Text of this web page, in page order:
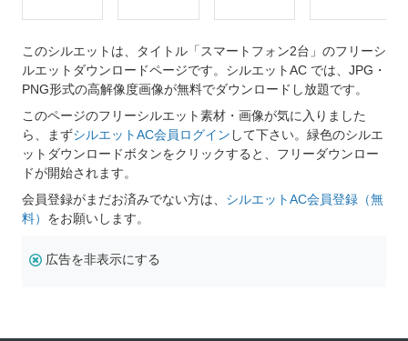
このシルエットは、タイトル「スマートフォン2台」のフリーシ
ルエットダウンロードページです。シルエットAC では、JPG・
PNG形式の高解像度画像が無料でダウンロードし放題です。
このページのフリーシルエット素材・画像が気に入りました
ら、まずシルエットAC会員ログイン して下さい。緑色のシルエ
ットダウンロードボタンをクリックすると、フリーダウンロー
ドが開始されます。
会員登録がまだお済みでない方は、 シルエットAC会員登録（無
料） をお願いします。
広告を非表示にする